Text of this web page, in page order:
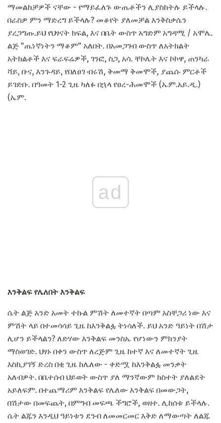
ማመልከቻዎች ናቸው - የማይፈለጉ ውጤቶችን ሊያስከትሉ ይችላሉ.
በራስዎ ምን ማድረግ ይችላሉ? መቆየት ያለመቻል እንቅስቃሴን
ያረጋግጡ.ይህ የህፃናት ክፍል, እና በቤት ውስጥ አግድም አግዳሚ / አሞሌ.
ልጅ "ጤነኛነትን ማቆም" አለበት. በአመጋገብ ውስጥ ለአትክልት
አትክልቶች እና ፍራፍሬዎች, ገንፎ, ስጋ, አሳ. ቸኮሌት እና ኮኮዋ, ጠንካራ
ሻይ, ቡና, እንጉዳይ, የበለፀገ ብሩሽ, ቅመማ ቅመሞች, ያጨሱ ምርቶች
ይገድቡ. በዓመት 1-2 ጊዜ ካለፉ በኋላ የፀረ-ሕመሞች (ኤም.አይ.ዲ.)
(ኤም.
ad
እንቅልፍ የሌለበት እንቅልፍ
ሴት ልጅ አንድ አመት ተኩል ምሽት ለመተኛት በጣም አስቸጋሪ ነው እና
ምሽት ላይ በተመሳሳይ ጊዜ ከእንቅልፏ ትነሳለች. ይህ አንድ ዓይነት በሽታ
ሊሆን ይችላልን? ለድሃው እንቅልፍ መንስኤ የሆነውን ምክንያት
ማስወገድ. ህፃኑ በቀን ውስጥ ለረጅም ጊዜ ከተኛ እና ለመተኛት ጊዜ
እስኪያገኝ ድረስ በቂ ጊዜ ከሌለው - ቀድሟ ከእንቅልፏ መንቃት
አለብዎት. በቤተሰብ ህይወት ውስጥ ያለ ማንኛውም ክስተት ያለልደት
አይለፍም. በተጨማሪም እንቅልፍ የሌለው እንቅልፍ በመውጋት,
በሽታው በመፍጨት, በምግብ መፍጫ ችግሮች, ወዘተ. ሊከሰቱ ይችላሉ.
ሴት ልጁን እንዲህ ዓይነቱን ደንብ ለመመርመር እቅድ ለማውጣት ለልጁ